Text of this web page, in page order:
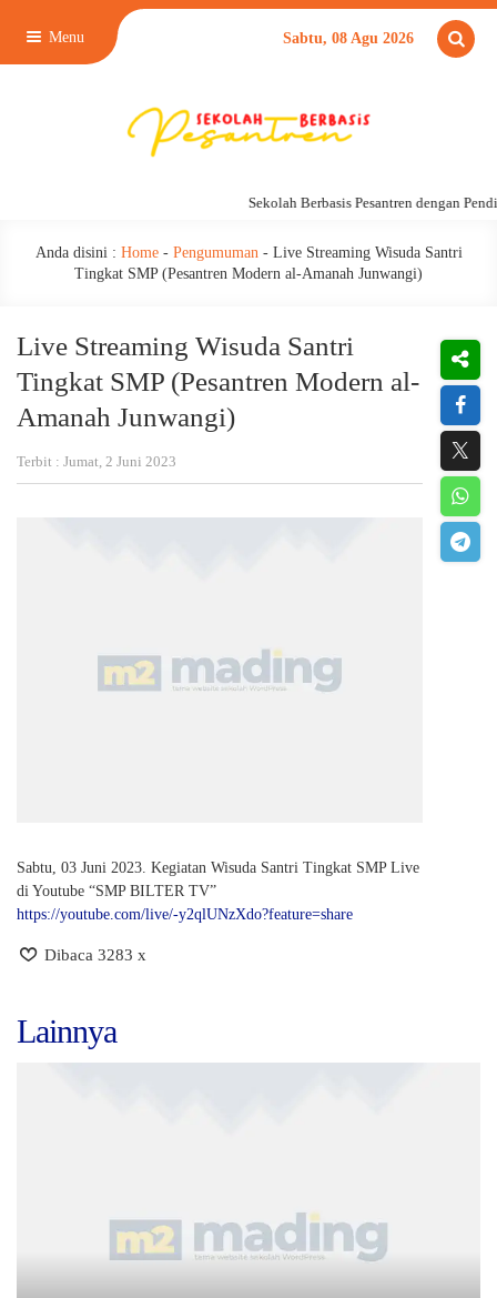
Menu Sabtu, 08 Agu 2026
Sekolah Berbasis Pesantren dengan
Anda disini : Home- Pengumuman- Live Streaming Wisuda Santri
Tingkat SMP (Pesantren Modern al-Amanah Junwangi)
Live Streaming Wisuda Santri
Tingkat SMP (Pesantren Modern al-
Amanah Junwangi)
Terbit : Jumat, 2 Juni 2023
Sabtu, 03 Juni 2023. Kegiatan Wisuda Santri Tingkat SMP Live
di Youtube “SMP BILTER TV”
https://youtube.com/live/-y2qlUNzXdo?feature=share
Dibaca 3283 x
Lainnya